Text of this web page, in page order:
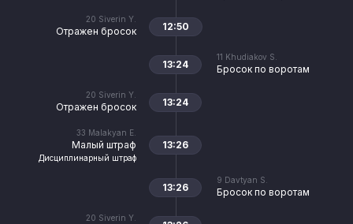
20 Siverin Y.
Отражен бросок 12:50
11 Khudiakov S.
Бросок по воротам
13:24
20 Siverin Y.
Отражен бросок 13:24
33 Malakyan E.
Малый штраф
Дисциплинарный штраф
13:26
9 Davtyan S.
Бросок по воротам
13:26
20 Siverin Y.